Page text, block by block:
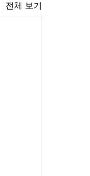
전체 보기